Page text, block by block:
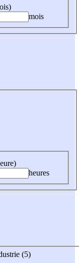
mois
heures
(5)